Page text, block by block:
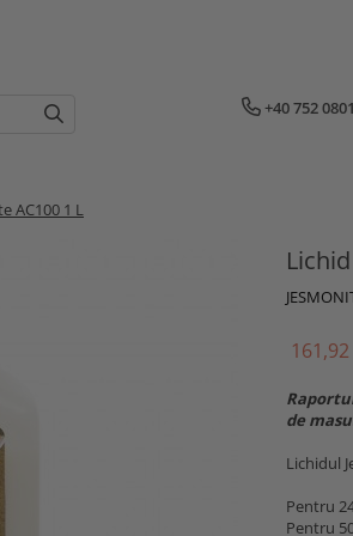
+40 752
AC100 1 L
de
Lichidul
Pentru
Pentru